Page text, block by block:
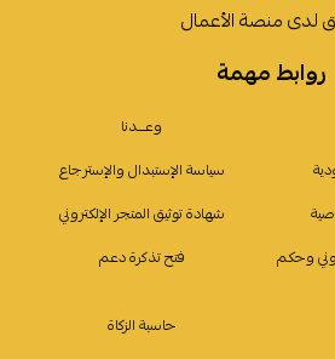
روابط مهمة
وعـــدنا
سياسة الإستبدال والإسترجاع
شهادة توثيق المتجر الإلكتروني
وحكم
فتح تذكرة دعم
حاسبة الزكاة
لدى منصة الأعمال